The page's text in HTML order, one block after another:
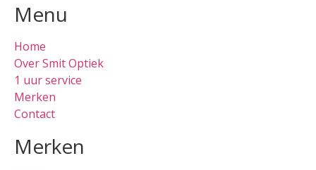
Menu
Home
Over Smit Optiek
1 uur service
Merken
Contact
Merken